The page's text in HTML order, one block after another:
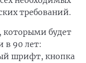
требований.
которыми будет
в 90 лет:
шрифт, кнопка